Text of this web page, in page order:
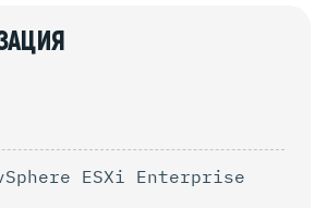
ESXi Enterprise